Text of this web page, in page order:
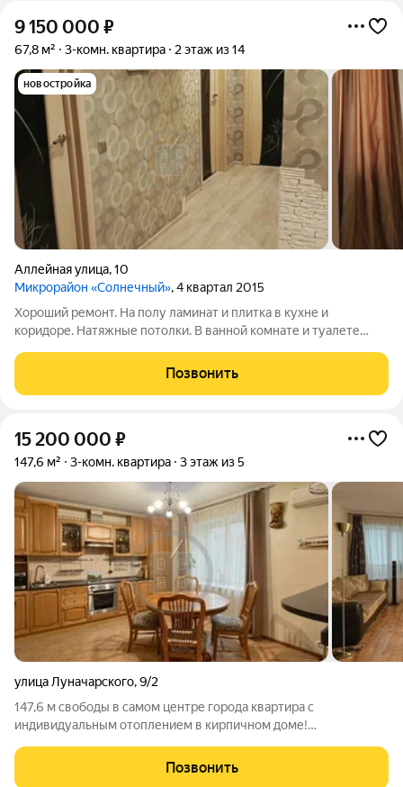
9 150 000 ₽
67,8 м² 3-комн. квартира 2 этаж из 14
новостройка
Аллейная улица,10
Микрорайон «Солнечный», 4 квартал 2015
Хороший ремонт. На полу ламинат и плитка в кухне и
коридоре. Натяжные потолки. В ванной комнате и туалете
остекление. Лоджия застеклена ПВХ и отделана. При продаже
остается кухонный гарнитур,
Позвонить
15 200 000 ₽
147,6 м² 3-комн. квартира 3 этаж из 5
улица Луначарского,9/2
147,6 м свободы в самом центре города квартира с
индивидуальным отоплением в кирпичном доме!
больше возможностей для перепланировки; комфортный
микроклимат круглый год и низкие расходы на
Позвонить